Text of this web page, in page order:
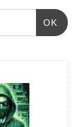
OK